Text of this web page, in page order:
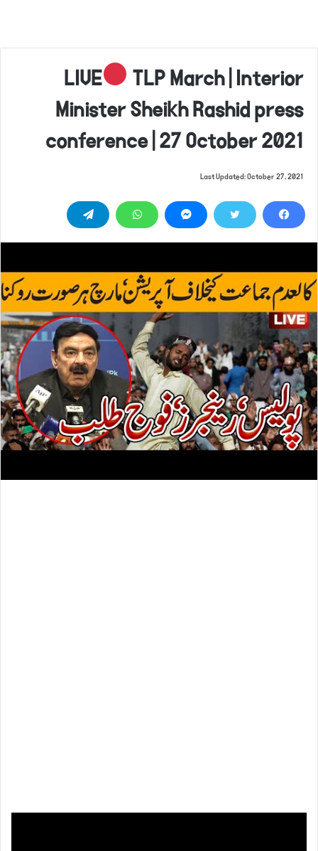
LIVE
TLP March | Interior
Minister Sheikh Rashid press
conference | 27 October 2021
Last Updated: October 27, 2021